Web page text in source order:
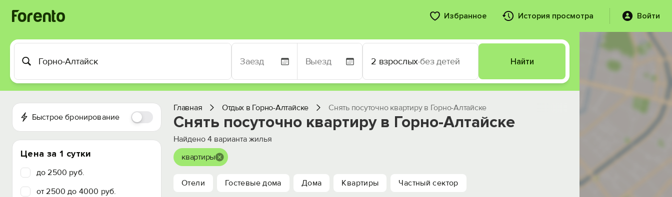
Избранное История просмотра Войти
2 взрослых·без детей Найти
Быстрое бронирование
Цена за 1 сутки
до 2500 руб.
от 2500 до 4000 руб.
Главная Отдых в Горно-Алтайске Снять посуточно квартиру в Горно-Алтайске
Снять посуточно квартиру в Горно-Алтайске
Найдено 4 варианта жилья
квартиры
Отели Гостевые дома Дома Квартиры Частный сектор